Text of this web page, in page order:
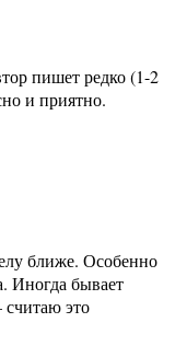
пишет редко (1-2
и приятно.
ближе. Особенно
Иногда бывает
это